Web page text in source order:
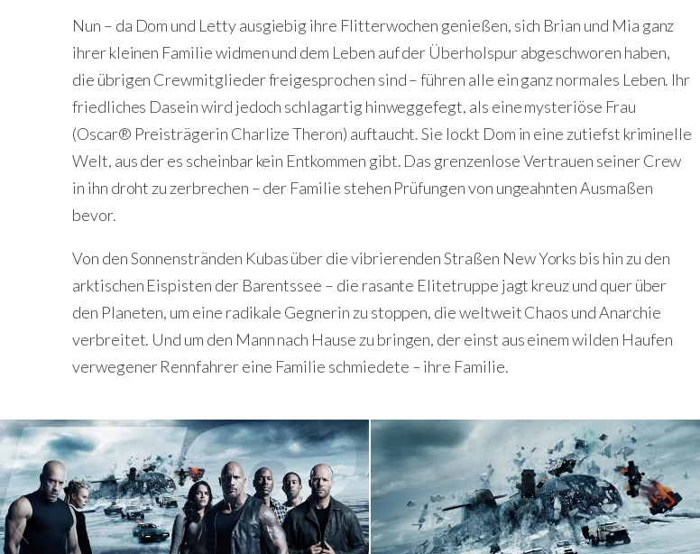
Nun – da Dom und Letty ausgiebig ihre Flitterwochen genießen, sich Brian und Mia ganz
ihrer kleinen Familie widmen und dem Leben auf der Überholspur abgeschworen haben,
die übrigen Crewmitglieder freigesprochen sind – führen alle ein ganz normales Leben. Ihr
friedliches Dasein wird jedoch schlagartig hinweggefegt, als eine mysteriöse Frau
(Oscar® Preisträgerin Charlize Theron) auftaucht. Sie lockt Dom in eine zutiefst kriminelle
Welt, aus der es scheinbar kein Entkommen gibt. Das grenzenlose Vertrauen seiner Crew
in ihn droht zu zerbrechen – der Familie stehen Prüfungen von ungeahnten Ausmaßen
bevor.
Von den Sonnenstränden Kubas über die vibrierenden Straßen New Yorks bis hin zu den
arktischen Eispisten der Barentssee – die rasante Elitetruppe jagt kreuz und quer über
den Planeten, um eine radikale Gegnerin zu stoppen, die weltweit Chaos und Anarchie
verbreitet. Und um den Mann nach Hause zu bringen, der einst aus einem wilden Haufen
verwegener Rennfahrer eine Familie schmiedete – ihre Familie.